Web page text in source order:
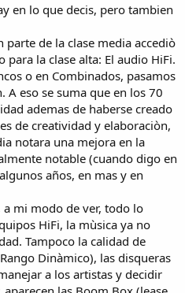
en lo que decis, pero tambien
de la clase media accediò
para la clase alta: El audio HiFi.
o en Combinados, pasamos
A eso se suma que en los 70
ademas de haberse creado
de creatividad y elaboraciòn,
notara una mejora en la
notable (cuando digo en
años, en mas y en
a mi modo de ver, todo lo
HiFi, la mùsica ya no
Tampoco la calidad de
Dinàmico), las disqueras
a los artistas y decidir